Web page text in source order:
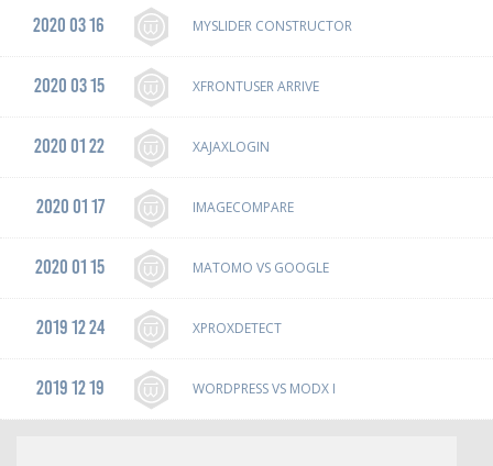
2020 03 16 MYSLIDER CONSTRUCTOR
2020 03 15 XFRONTUSER ARRIVE
2020 01 22 XAJAXLOGIN
2020 01 17 IMAGECOMPARE
2020 01 15 MATOMO VS GOOGLE
2019 12 24 XPROXDETECT
2019 12 19 WORDPRESS VS MODX I